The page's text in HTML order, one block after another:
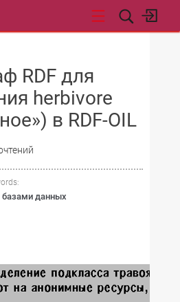
RDF для
herbivore
в RDF-OIL
базами данных